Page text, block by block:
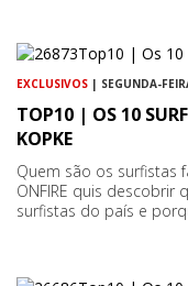
EXCLUSIVOS | SEGUNDA-
TOP10 | OS 10
KOPKE
Quem são os surfistas
ONFIRE quis
surfistas do país e